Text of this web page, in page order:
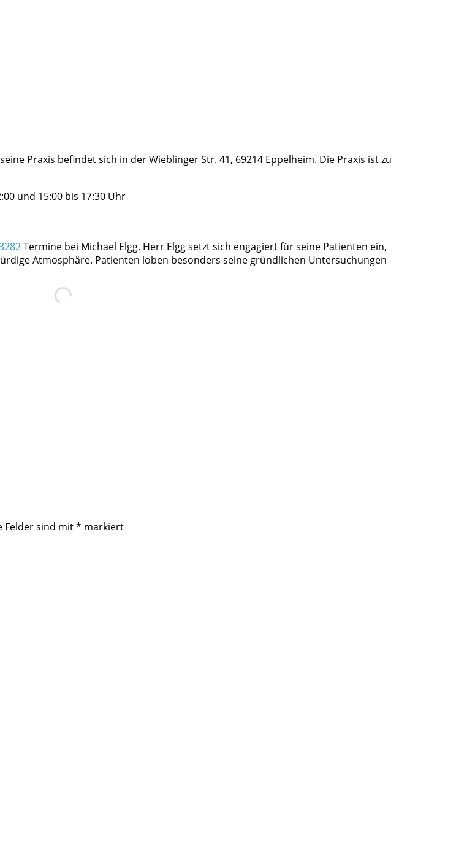
Praxis befindet sich in der Wieblinger Str. 41, 69214 Eppelheim. Die Praxis ist zu
und 15:00 bis 17:30 Uhr
Termine bei Michael Elgg. Herr Elgg setzt sich engagiert für seine Patienten ein,
Atmosphäre. Patienten loben besonders seine gründlichen Untersuchungen
Felder sind mit* markiert